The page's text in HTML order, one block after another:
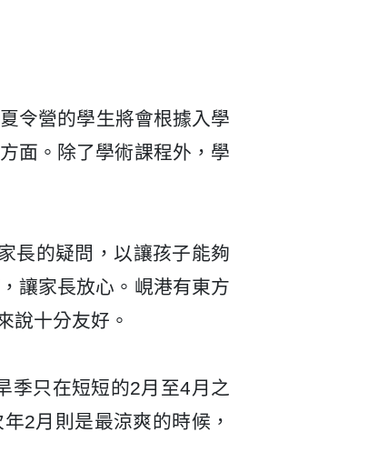
令營的學生將會根據入學
面。除了學術課程外，學
長的疑問，以讓孩子能夠
讓家長放心。峴港有東方
說十分友好。
季只在短短的2月至4月之
2月則是最涼爽的時候，